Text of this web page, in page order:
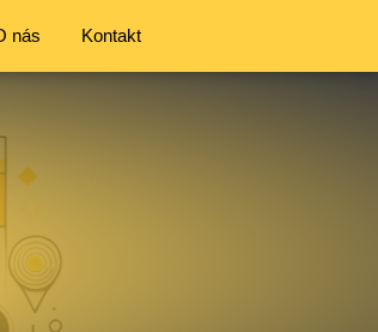
nás Kontakt